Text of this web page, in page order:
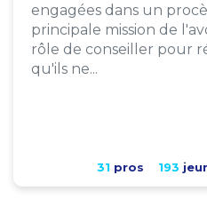
engagées dans un
principale mission de
rôle de conseiller pour
qu'ils ne...
31 pros 193